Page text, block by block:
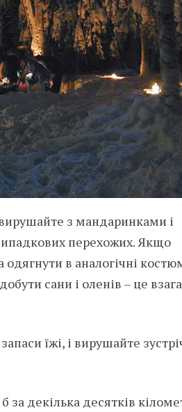
з мандаринками і
перехожих. Якщо
в аналогічні
сани і оленів – це
їжі, і вирушайте
за декілька десятків